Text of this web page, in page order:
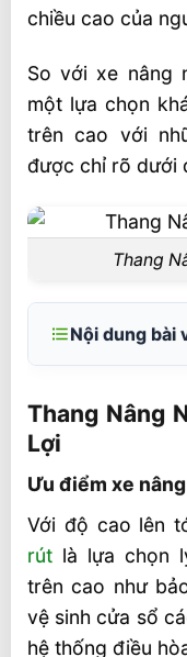
chiều cao của
So với xe nâng
một lựa chọn
trên cao với
được chỉ rõ dưới
Thang
Nội dung bài
Ưu điểm
Thông
trục rút đơn
Tham
rút
Thanh
Thang Nâng
Lợi
Ưu điểm xe
Với độ cao lên
rút là lựa chọn
trên cao như
vệ sinh cửa sổ
hệ thống điều